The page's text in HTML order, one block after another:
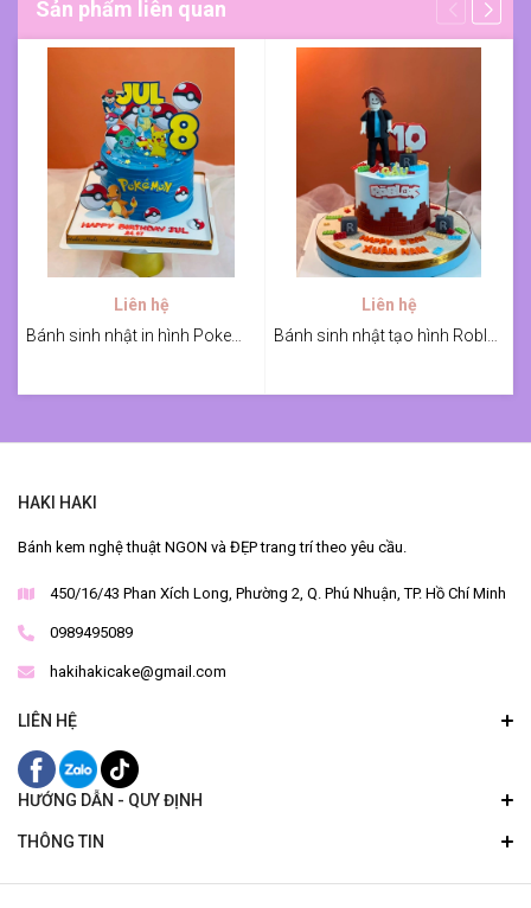
Sản phẩm liên quan
Liên hệ
Liên hệ
HAKI HAKI
Bánh kem nghệ thuật NGON và ĐẸP trang trí theo yêu cầu.
450/16/43 Phan Xích Long, Phường 2, Q. Phú Nhuận, TP. Hồ Chí Minh
0989495089
hakihakicake@gmail.com
LIÊN HỆ
HƯỚNG DẪN - QUY ĐỊNH
THÔNG TIN